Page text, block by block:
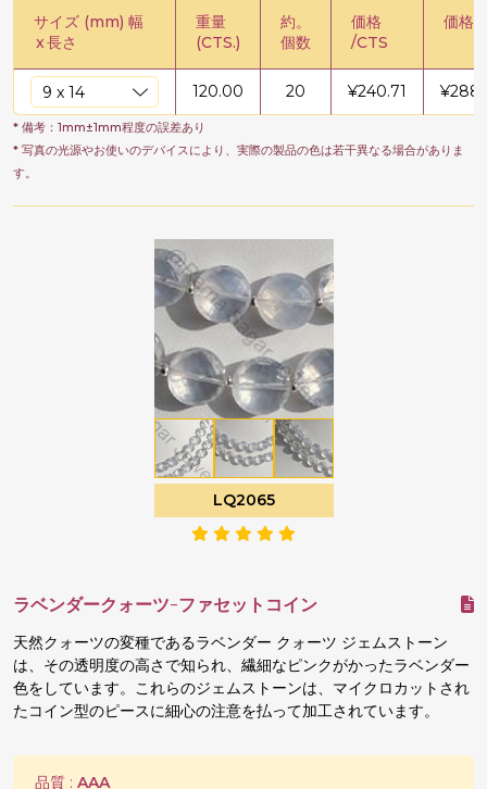
サイズ (mm) 幅
x長さ
重量
(CTS.)
約。
個数
価格
/CTS
価格 /
120.00 20 ¥240.71 ¥
* 備考：1mm±1mm程度の誤差あり
* 写真の光源やお使いのデバイスにより、実際の製品の色は若干異なる場合がありま
す。
LQ2065
ラベンダークォーツ-ファセットコイン
天然クォーツの変種であるラベンダー クォーツ ジェムストーン
は、その透明度の高さで知られ、繊細なピンクがかったラベンダー
色をしています。これらのジェムストーンは、マイクロカットされ
たコイン型のピースに細心の注意を払って加工されています。
品質 : AAA